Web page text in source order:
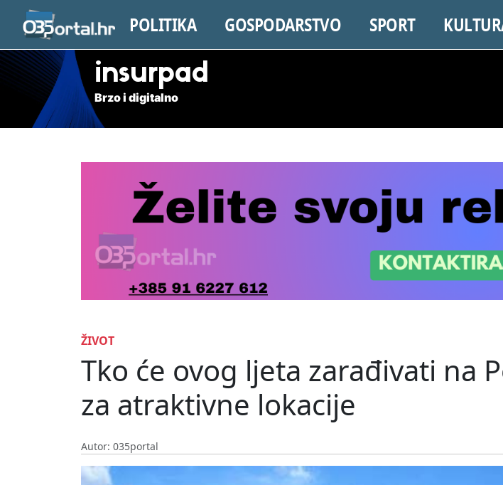
POLITIKA GOSPODARSTVO SPORT
insurpad
Brzo i digitalno
ŽIVOT
Tko će ovog ljeta zarađivati na
za atraktivne lokacije
Autor: 035portal